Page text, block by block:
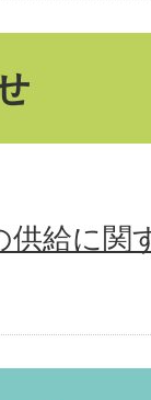
供給に関